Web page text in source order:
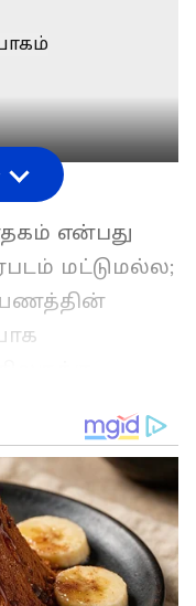
என்பது
மட்டுமல்ல;
வாழ்க்கையும்
அதில்
ஆதிக்கம்